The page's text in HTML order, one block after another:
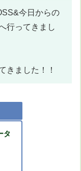
今日からの
行ってきまし
きました！！
タ